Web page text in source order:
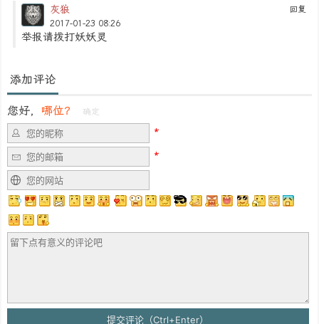
回复
灰狼
2017-01-23 08:26
举报请拨打妖妖灵
添加评论
您好， 哪位？ 确定